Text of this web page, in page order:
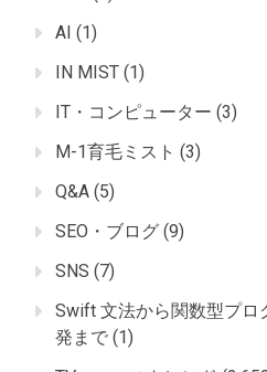
AI (1)
IN MIST (1)
IT・コンピューター (3)
M-1育毛ミスト (3)
Q&A (5)
SEO・ブログ (9)
SNS (7)
Swift 文法から関数型プロ
発まで (1)